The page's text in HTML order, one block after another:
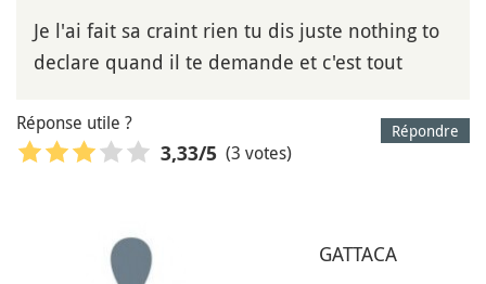
Je l'ai fait sa craint rien tu dis juste nothing to
declare quand il te demande et c'est tout
Répondre
Réponse utile ?
3,33/5 (3 votes)
GATTACA